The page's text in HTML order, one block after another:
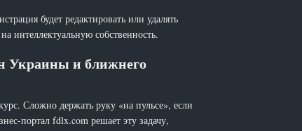
будет редактировать или удалять
интеллектуальную собственность.
Украины и ближнего
Сложно держать руку «на пульсе», если
портал fdlx.com решает эту задачу,